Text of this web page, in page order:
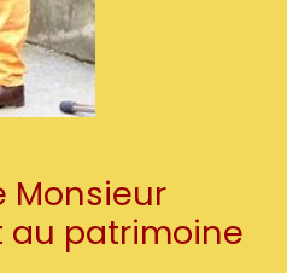
Monsieur
au patrimoine